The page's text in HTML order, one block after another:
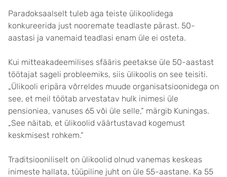
Paradoksaalselt tuleb aga teiste ülikoolidega
konkureerida just nooremate teadlaste pärast. 50-
aastasi ja vanemaid teadlasi enam üle ei osteta.
Kui mitteakadeemilises sfääris peetakse üle 50-aastast
töötajat sageli probleemiks, siis ülikoolis on see teisiti.
„Ülikooli eripära võrreldes muude organisatsioonidega on
see, et meil töötab arvestatav hulk inimesi üle
pensioniea, vanuses 65 või üle selle,“ märgib Kuningas.
„See näitab, et ülikoolid väärtustavad kogemust
keskmisest rohkem.“
Traditsiooniliselt on ülikoolid olnud vanemas keskeas
inimeste hallata, tüüpiline juht on üle 55-aastane. Ka 55